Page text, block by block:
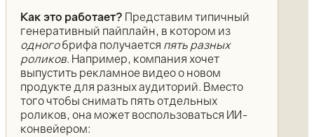
Как это работает? Представим типичный
генеративный пайплайн, в котором из
одногобрифа получается пять разных
роликов. Например, компания хочет
выпустить рекламное видео о новом
продукте для разных аудиторий. Вместо
того чтобы снимать пять отдельных
роликов, она может воспользоваться ИИ-
конвейером: